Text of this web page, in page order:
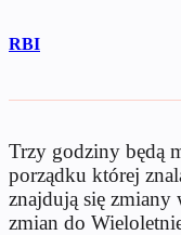
RBI
Trzy godziny będą
porządku której
znajdują się zmiany
zmian do